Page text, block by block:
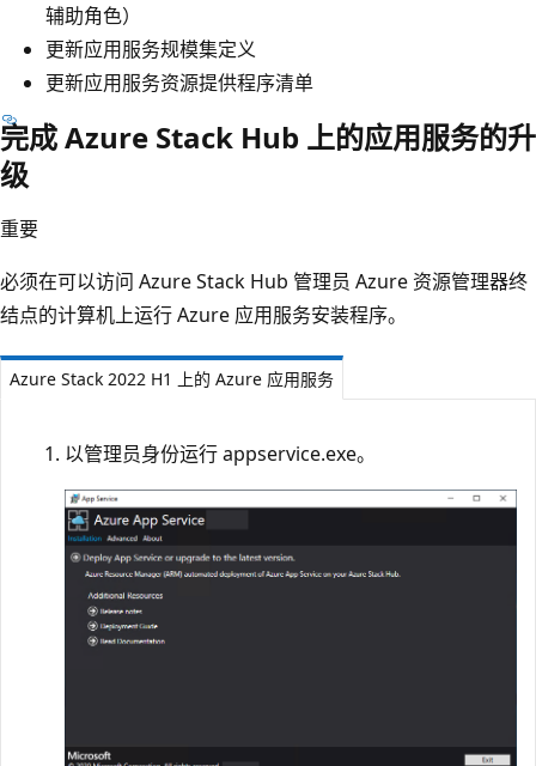
辅助角色）
更新应用服务规模集定义
更新应用服务资源提供程序清单
完成 Azure Stack Hub 上的应用服务的升
级
重要
必须在可以访问 Azure Stack Hub 管理员 Azure 资源管理器终
结点的计算机上运行 Azure 应用服务安装程序。
Azure Stack 2022 H1 上的 Azure 应用服务
以管理员身份运行 appservice.exe。